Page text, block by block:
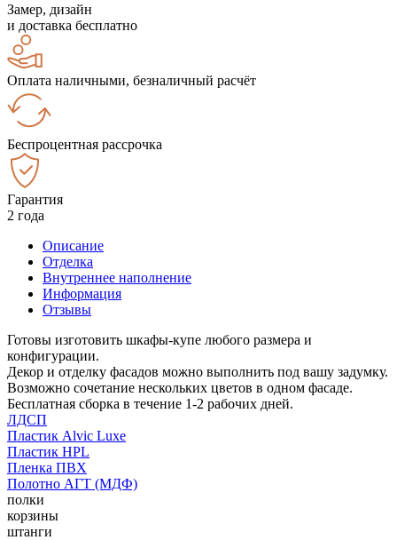
Замер, дизайн
и доставка бесплатно
Оплата наличными, безналичный расчёт
Беспроцентная рассрочка
Гарантия
2 года
Описание
Отделка
Внутреннее наполнение
Информация
Отзывы
Готовы изготовить шкафы-купе любого размера и
конфигурации.
Декор и отделку фасадов можно выполнить под вашу задумку.
Возможно сочетание нескольких цветов в одном фасаде.
Бесплатная сборка в течение 1-2 рабочих дней.
ЛДСП
Пластик Alvic Luxe
Пластик HPL
Пленка ПВХ
Полотно АГТ (МДФ)
полки
корзины
штанги